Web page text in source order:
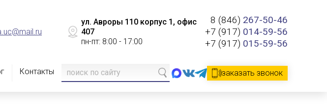
ул. Авроры 110 корпус 1, офис
407
пн-пт: 8:00 - 17:00
8 (846) 267-50-46
+7 (917) 014-59-56
+7 (917) 015-59-56
Контакты заказать звонок